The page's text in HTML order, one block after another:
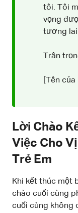
tôi. Tôi
vọng
tương lai
Trân
[Tên của
Lời Chào
Việc Cho
Trẻ Em
Khi kết thúc một
chào cuối cùng
cuối cùng không